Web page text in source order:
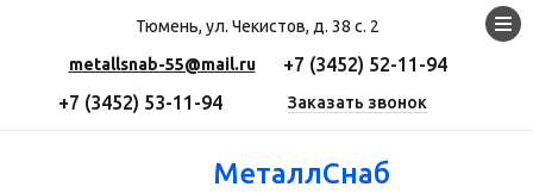
Тюмень, ул. Чекистов, д. 38 с. 2
metallsnab-55@mail.ru
+7 (3452) 52-11-94
+7 (3452) 53-11-94
Заказать звонок
МеталлСнаб